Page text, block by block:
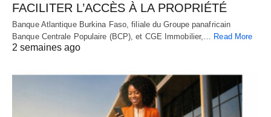
FACILITER L’ACCÈS À LA PROPRIÉTÉ
Banque Atlantique Burkina Faso, filiale du Groupe panafricain
Banque Centrale Populaire (BCP), et CGE Immobilier,… Read More
2 semaines ago